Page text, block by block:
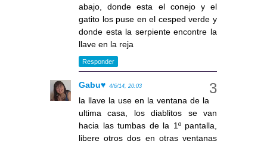
abajo, donde esta el conejo y el
gatito los puse en el cesped verde y
donde esta la serpiente encontre la
llave en la reja
Responder
Gabu♥ 4/6/14, 20:03
la llave la use en la ventana de la
ultima casa, los diablitos se van
hacia las tumbas de la 1º pantalla,
libere otros dos en otras ventanas